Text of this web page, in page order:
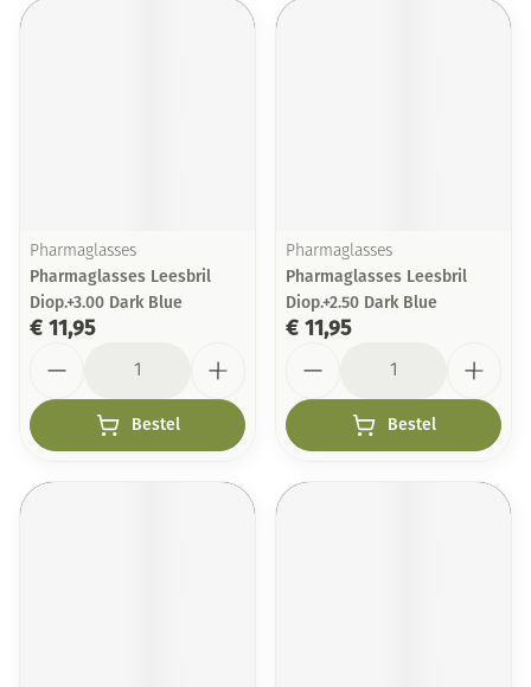
Pharmaglasses
Pharmaglasses Leesbril
Diop.+3.00 Dark Blue
€ 11,95
Bestel
Pharmaglasses
Pharmaglasses Leesbril
Diop.+2.50 Dark Blue
€ 11,95
Bestel